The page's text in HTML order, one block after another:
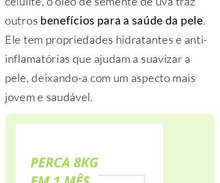
outros benefícios para a saúde da pele.
Ele tem propriedades hidratantes e anti-
inflamatórias que ajudam a suavizar a
pele, deixando-a com um aspecto mais
jovem e saudável.